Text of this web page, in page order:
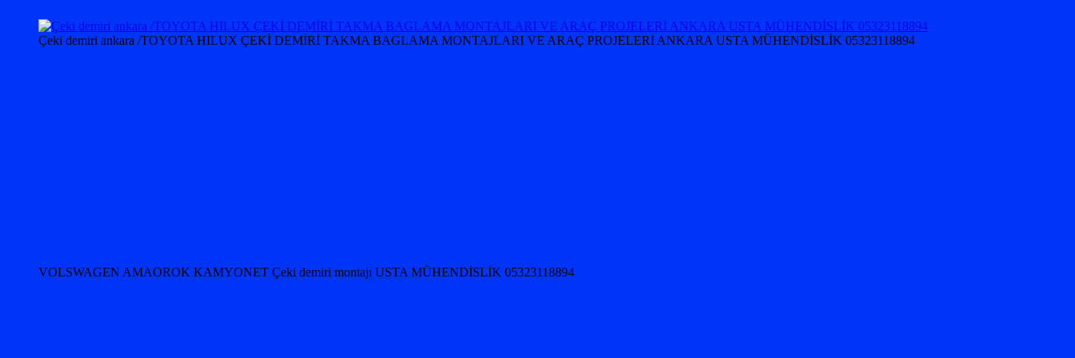
Çeki demiri ankara /TOYOTA HILUX ÇEKİ DEMİRİ TAKMA BAGLAMA MONTAJLARI VE ARAÇ PROJELERİ ANKARA USTA MÜHENDİSLİK 05323118894
VOLSWAGEN AMAOROK KAMYONET Çeki demiri montajı USTA MÜHENDİSLİK 05323118894